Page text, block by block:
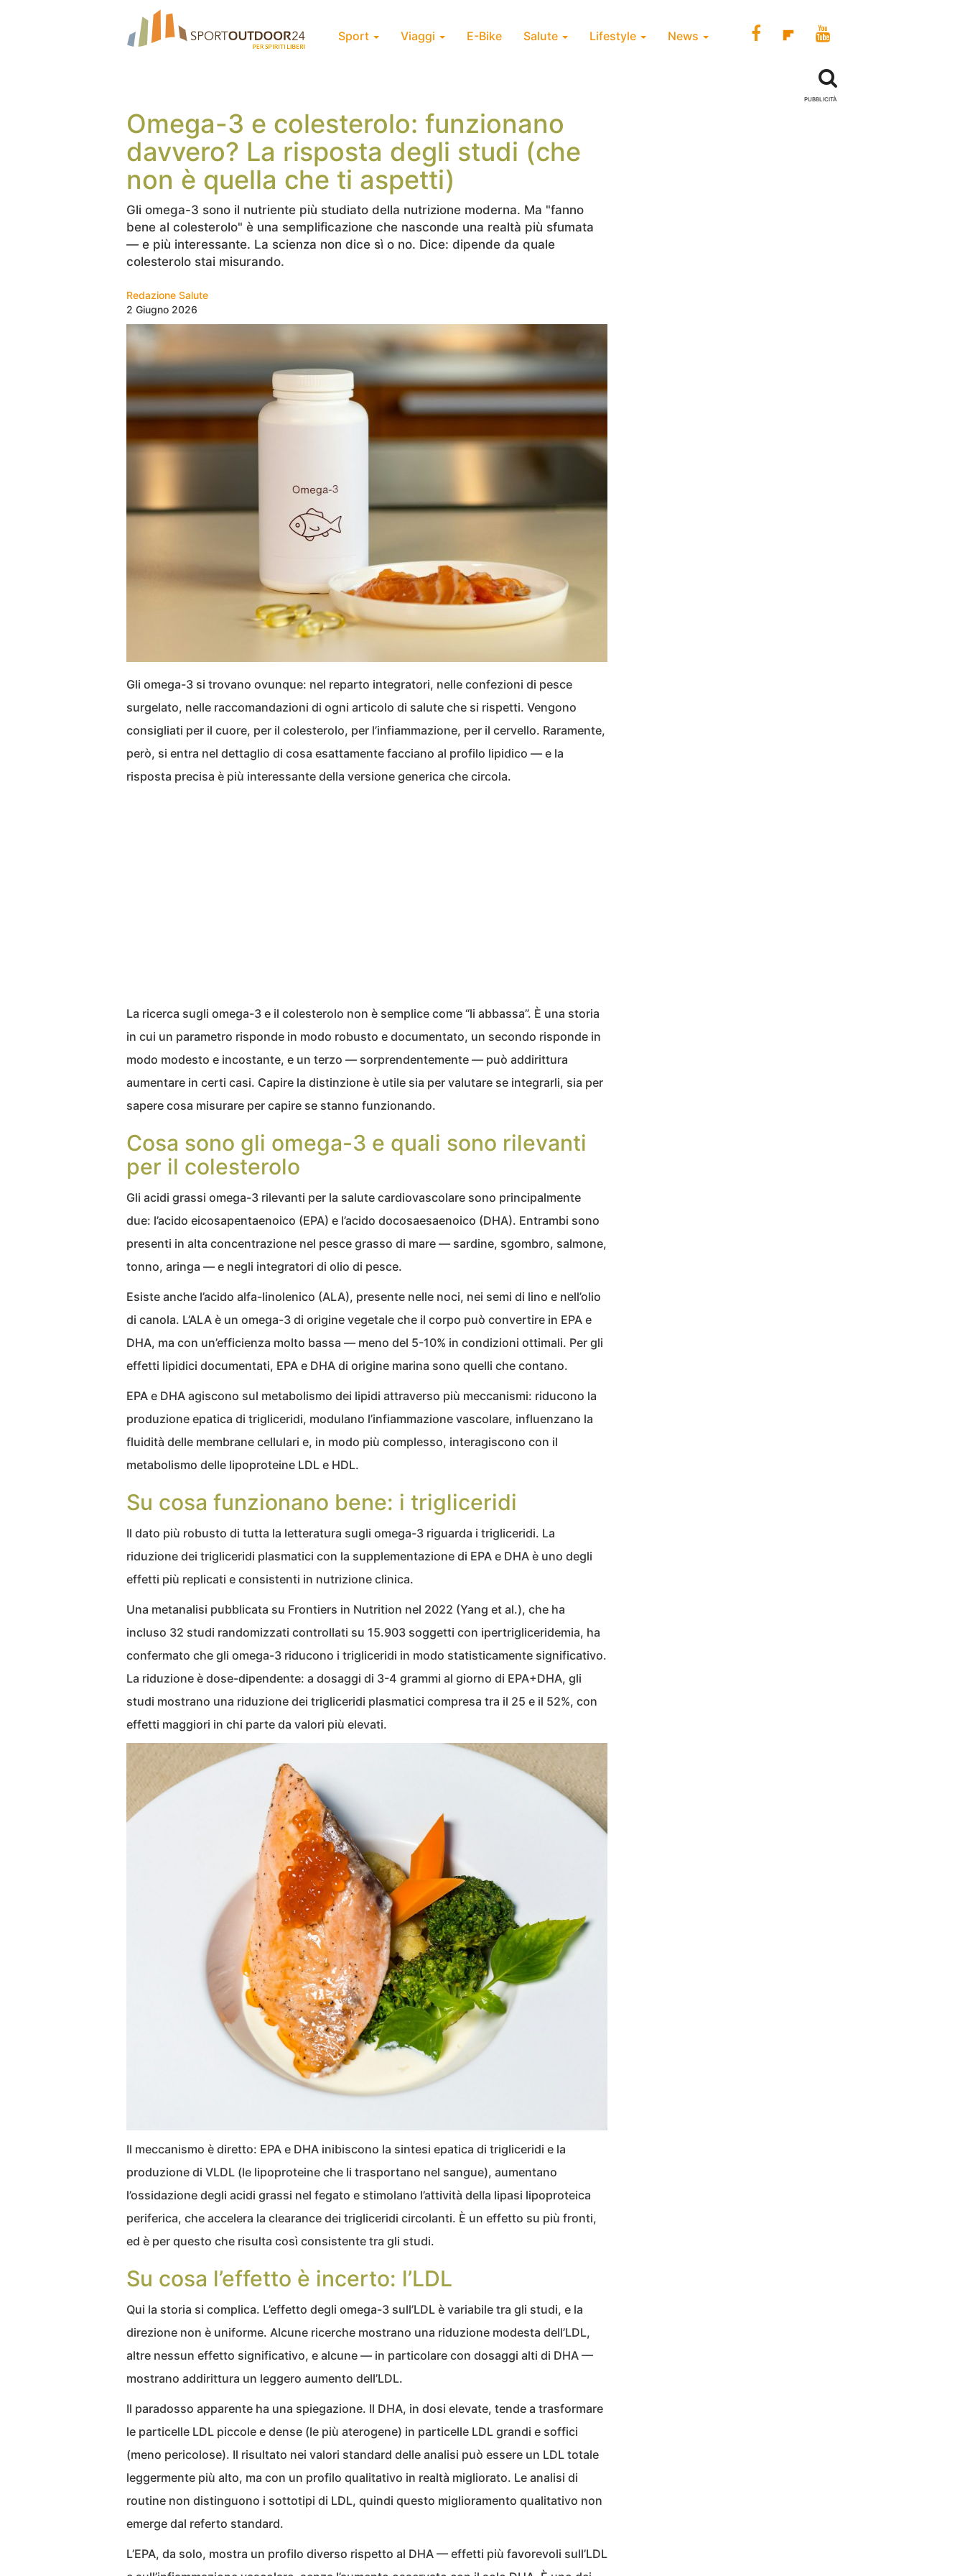
Sport Viaggi E-Bike Salute Lifestyle News
Omega-3 e colesterolo: funzionano
davvero? La risposta degli studi (che
non è quella che ti aspetti)
Gli omega-3 sono il nutriente più studiato della nutrizione moderna. Ma "fanno
bene al colesterolo" è una semplificazione che nasconde una realtà più sfumata
— e più interessante. La scienza non dice sì o no. Dice: dipende da quale
colesterolo stai misurando.
Redazione Salute
2 Giugno 2026
Gli omega-3 si trovano ovunque: nel reparto integratori, nelle confezioni di pesce
surgelato, nelle raccomandazioni di ogni articolo di salute che si rispetti. Vengono
consigliati per il cuore, per il colesterolo, per l’infiammazione, per il cervello. Raramente,
però, si entra nel dettaglio di cosa esattamente facciano al profilo lipidico — e la
risposta precisa è più interessante della versione generica che circola.
La ricerca sugli omega-3 e il colesterolo non è semplice come “li abbassa”. È una storia
in cui un parametro risponde in modo robusto e documentato, un secondo risponde in
modo modesto e incostante, e un terzo — sorprendentemente — può addirittura
aumentare in certi casi. Capire la distinzione è utile sia per valutare se integrarli, sia per
sapere cosa misurare per capire se stanno funzionando.
Cosa sono gli omega-3 e quali sono rilevanti
per il colesterolo
Gli acidi grassi omega-3 rilevanti per la salute cardiovascolare sono principalmente
due: l’acido eicosapentaenoico (EPA) e l’acido docosaesaenoico (DHA). Entrambi sono
presenti in alta concentrazione nel pesce grasso di mare — sardine, sgombro, salmone,
tonno, aringa — e negli integratori di olio di pesce.
Esiste anche l’acido alfa-linolenico (ALA), presente nelle noci, nei semi di lino e nell’olio
di canola. L’ALA è un omega-3 di origine vegetale che il corpo può convertire in EPA e
DHA, ma con un’efficienza molto bassa — meno del 5-10% in condizioni ottimali. Per gli
effetti lipidici documentati, EPA e DHA di origine marina sono quelli che contano.
EPA e DHA agiscono sul metabolismo dei lipidi attraverso più meccanismi: riducono la
produzione epatica di trigliceridi, modulano l’infiammazione vascolare, influenzano la
fluidità delle membrane cellulari e, in modo più complesso, interagiscono con il
metabolismo delle lipoproteine LDL e HDL.
Su cosa funzionano bene: i trigliceridi
Il dato più robusto di tutta la letteratura sugli omega-3 riguarda i trigliceridi. La
riduzione dei trigliceridi plasmatici con la supplementazione di EPA e DHA è uno degli
effetti più replicati e consistenti in nutrizione clinica.
Una metanalisi pubblicata su Frontiers in Nutrition nel 2022 (Yang et al.), che ha
incluso 32 studi randomizzati controllati su 15.903 soggetti con ipertrigliceridemia, ha
confermato che gli omega-3 riducono i trigliceridi in modo statisticamente significativo.
La riduzione è dose-dipendente: a dosaggi di 3-4 grammi al giorno di EPA+DHA, gli
studi mostrano una riduzione dei trigliceridi plasmatici compresa tra il 25 e il 52%, con
effetti maggiori in chi parte da valori più elevati.
Il meccanismo è diretto: EPA e DHA inibiscono la sintesi epatica di trigliceridi e la
produzione di VLDL (le lipoproteine che li trasportano nel sangue), aumentano
l’ossidazione degli acidi grassi nel fegato e stimolano l’attività della lipasi lipoproteica
periferica, che accelera la clearance dei trigliceridi circolanti. È un effetto su più fronti,
ed è per questo che risulta così consistente tra gli studi.
Su cosa l’effetto è incerto: l’LDL
Qui la storia si complica. L’effetto degli omega-3 sull’LDL è variabile tra gli studi, e la
direzione non è uniforme. Alcune ricerche mostrano una riduzione modesta dell’LDL,
altre nessun effetto significativo, e alcune — in particolare con dosaggi alti di DHA —
mostrano addirittura un leggero aumento dell’LDL.
Il paradosso apparente ha una spiegazione. Il DHA, in dosi elevate, tende a trasformare
le particelle LDL piccole e dense (le più aterogene) in particelle LDL grandi e soffici
(meno pericolose). Il risultato nei valori standard delle analisi può essere un LDL totale
leggermente più alto, ma con un profilo qualitativo in realtà migliorato. Le analisi di
routine non distinguono i sottotipi di LDL, quindi questo miglioramento qualitativo non
emerge dal referto standard.
L’EPA, da solo, mostra un profilo diverso rispetto al DHA — effetti più favorevoli sull’LDL
PUBBLICITÀ